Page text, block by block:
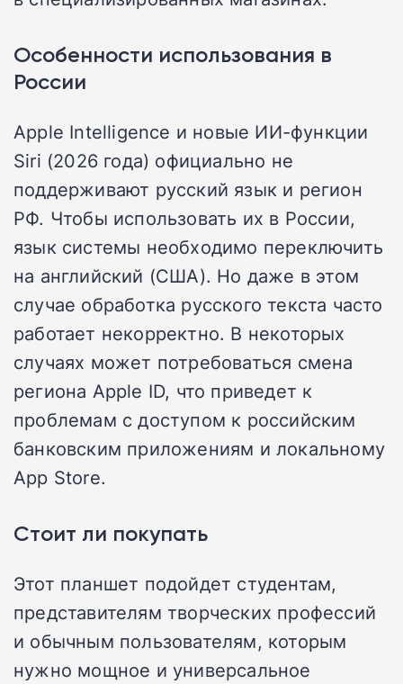
Особенности использования в
России
Apple Intelligence и новые ИИ-функции
Siri (2026 года) официально не
поддерживают русский язык и регион
РФ. Чтобы использовать их в России,
язык системы необходимо переключить
на английский (США). Но даже в этом
случае обработка русского текста часто
работает некорректно. В некоторых
случаях может потребоваться смена
региона Apple ID, что приведет к
проблемам с доступом к российским
банковским приложениям и локальному
App Store.
Стоит ли покупать
Этот планшет подойдет студентам,
представителям творческих профессий
и обычным пользователям, которым
нужно мощное и универсальное